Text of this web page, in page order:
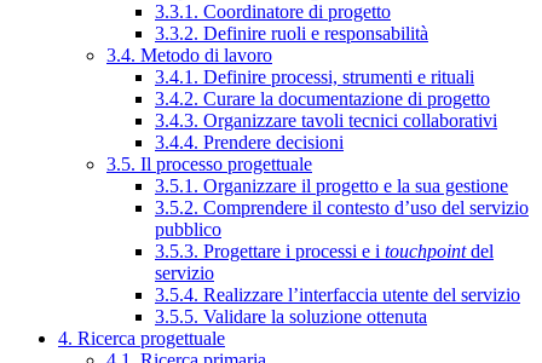
3.3.1. Coordinatore di progetto
3.3.2. Definire ruoli e responsabilità
3.4. Metodo di lavoro
3.4.1. Definire processi, strumenti e rituali
3.4.2. Curare la documentazione di progetto
3.4.3. Organizzare tavoli tecnici collaborativi
3.4.4. Prendere decisioni
3.5. Il processo progettuale
3.5.1. Organizzare il progetto e la sua gestione
3.5.2. Comprendere il contesto d’uso del servizio
pubblico
3.5.3. Progettare i processi e i touchpointdel
servizio
3.5.4. Realizzare l’interfaccia utente del servizio
3.5.5. Validare la soluzione ottenuta
4. Ricerca progettuale